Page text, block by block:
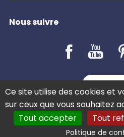
Nous suivre
LE
Ce site utilise des cookies et
sur ceux que vous souhaitez
Tout accepter
Tout
Politique de